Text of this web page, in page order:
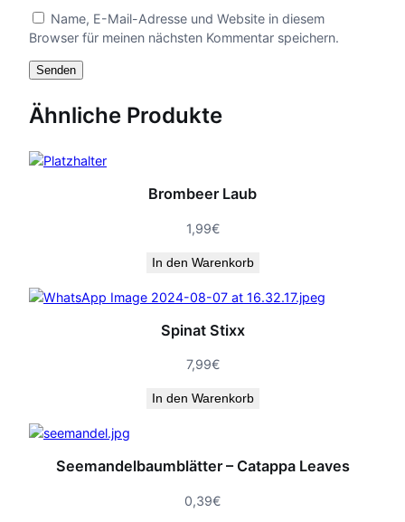
Name, E-Mail-Adresse und Website in diesem
Browser für meinen nächsten Kommentar speichern.
Ähnliche Produkte
Brombeer Laub
1,99€
In den Warenkorb
Spinat Stixx
7,99€
In den Warenkorb
Seemandelbaumblätter – Catappa Leaves
0,39€